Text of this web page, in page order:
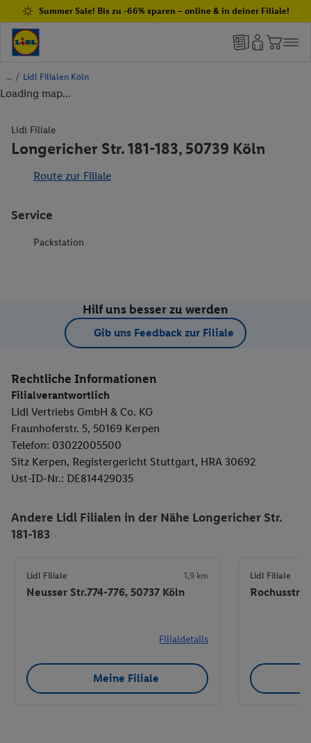
Summer Sale! Bis zu -66% sparen – online & in deiner Filiale!
/ Lidl Filialen Köln
Loading map...
Lidl Filiale
Longericher Str. 181-183, 50739 Köln
Route zur Filiale
Service
Packstation
Hilf uns besser zu werden
Gib uns Feedback zur Filiale
Rechtliche Informationen
Filialverantwortlich
Lidl Vertriebs GmbH & Co. KG
Fraunhoferstr. 5, 50169 Kerpen
Telefon: 03022005500
Sitz Kerpen, Registergericht Stuttgart, HRA 30692
Ust-ID-Nr.: DE814429035
Andere Lidl Filialen in der Nähe Longericher Str.
181-183
Lidl Filiale 1,9 km
Neusser Str.774-776, 50737 Köln
Filialdetails
Meine Filiale
Lidl Filiale
Rochusstr.